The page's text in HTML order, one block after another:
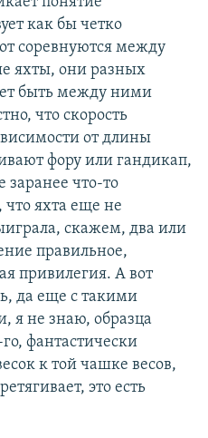
как бы четко
соревнуются между
яхты, они разных
быть между ними
что скорость
от длины
фору или гандикап,
заранее что-то
что яхта еще не
скажем, два или
правильное,
привилегия. А вот
да еще с такими
я не знаю, образца
фантастически
к той чашке весов,
это есть